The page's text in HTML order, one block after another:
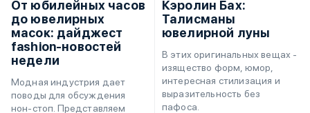
От юбилейных часов
до ювелирных
масок: дайджест
fashion-новостей
недели
Модная индустрия дает
поводы для обсуждения
нон-стоп. Представляем
Кэролин Бах:
Талисманы
ювелирной луны
В этих оригинальных вещах -
изящество форм, юмор,
интересная стилизация и
выразительность без
пафоса.